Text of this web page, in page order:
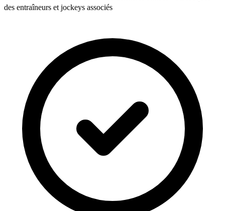
des entraîneurs et jockeys associés